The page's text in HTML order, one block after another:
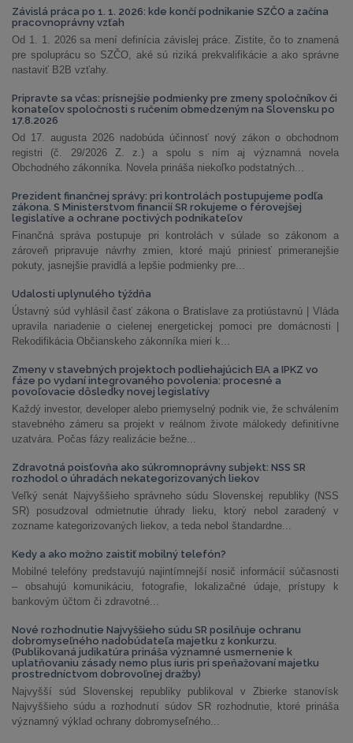
Závislá práca po 1. 1. 2026: kde končí podnikanie SZČO a začína
pracovnoprávny vzťah
Od 1. 1. 2026 sa mení definícia závislej práce. Zistite, čo to znamená
pre spoluprácu so SZČO, aké sú riziká prekvalifikácie a ako správne
nastaviť B2B vzťahy.
Pripravte sa včas: prísnejšie podmienky pre zmeny spoločníkov či
konateľov spoločnosti s ručením obmedzeným na Slovensku po
17.8.2026
Od 17. augusta 2026 nadobúda účinnosť nový zákon o obchodnom
registri (č. 29/2026 Z. z.) a spolu s ním aj významná novela
Obchodného zákonníka. Novela prináša niekoľko podstatných...
Prezident finančnej správy: pri kontrolách postupujeme podľa
zákona. S Ministerstvom financií SR rokujeme o férovejšej
legislatíve a ochrane poctivých podnikateľov
Finančná správa postupuje pri kontrolách v súlade so zákonom a
zároveň pripravuje návrhy zmien, ktoré majú priniesť primeranejšie
pokuty, jasnejšie pravidlá a lepšie podmienky pre...
Udalosti uplynulého týždňa
Ústavný súd vyhlásil časť zákona o Bratislave za protiústavnú | Vláda
upravila nariadenie o cielenej energetickej pomoci pre domácnosti |
Rekodifikácia Občianskeho zákonníka mieri k...
Zmeny v stavebných projektoch podliehajúcich EIA a IPKZ vo
fáze po vydaní integrovaného povolenia: procesné a
povoľovacie dôsledky novej legislatívy
Každý investor, developer alebo priemyselný podnik vie, že schválením
stavebného zámeru sa projekt v reálnom živote málokedy definitívne
uzatvára. Počas fázy realizácie bežne...
Zdravotná poisťovňa ako súkromnoprávny subjekt: NSS SR
rozhodol o úhradách nekategorizovaných liekov
Veľký senát Najvyššieho správneho súdu Slovenskej republiky (NSS
SR) posudzoval odmietnutie úhrady lieku, ktorý nebol zaradený v
zozname kategorizovaných liekov, a teda nebol štandardne...
Kedy a ako možno zaistiť mobilný telefón?
Mobilné telefóny predstavujú najintímnejší nosič informácií súčasnosti
– obsahujú komunikáciu, fotografie, lokalizačné údaje, prístupy k
bankovým účtom či zdravotné...
Nové rozhodnutie Najvyššieho súdu SR posilňuje ochranu
dobromyseľného nadobúdateľa majetku z konkurzu.
(Publikovaná judikatúra prináša významné usmernenie k
uplatňovaniu zásady nemo plus iuris pri speňažovaní majetku
prostredníctvom dobrovoľnej dražby)
Najvyšší súd Slovenskej republiky publikoval v Zbierke stanovísk
Najvyššieho súdu a rozhodnutí súdov SR rozhodnutie, ktoré prináša
významný výklad ochrany dobromyseľného...